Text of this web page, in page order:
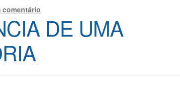
comentário
DE UMA